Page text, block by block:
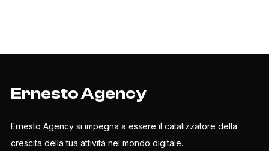
Ernesto Agency
Ernesto Agency si impegna a essere il catalizzatore della
crescita della tua attività nel mondo digitale.